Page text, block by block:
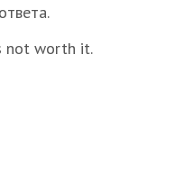
not worth it.